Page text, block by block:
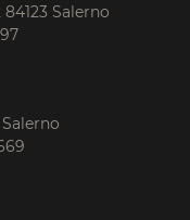
Salerno
Salerno